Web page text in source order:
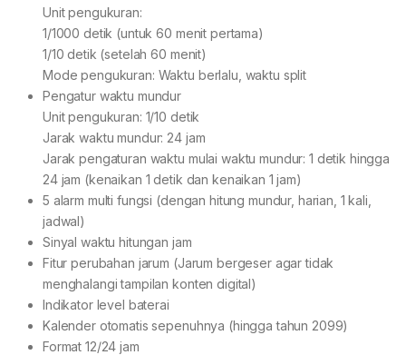
Unit pengukuran:
1/1000 detik (untuk 60 menit pertama)
1/10 detik (setelah 60 menit)
Mode pengukuran: Waktu berlalu, waktu split
Pengatur waktu mundur
Unit pengukuran: 1/10 detik
Jarak waktu mundur: 24 jam
Jarak pengaturan waktu mulai waktu mundur: 1 detik hingga
24 jam (kenaikan 1 detik dan kenaikan 1 jam)
5 alarm multi fungsi (dengan hitung mundur, harian, 1 kali,
jadwal)
Sinyal waktu hitungan jam
Fitur perubahan jarum (Jarum bergeser agar tidak
menghalangi tampilan konten digital)
Indikator level baterai
Kalender otomatis sepenuhnya (hingga tahun 2099)
Format 12/24 jam